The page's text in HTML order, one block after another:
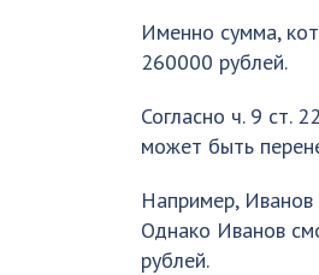
Именно сумма,
260000 рублей.
Согласно ч. 9 ст.
может быть
Например, Иванов
Однако Иванов
рублей.